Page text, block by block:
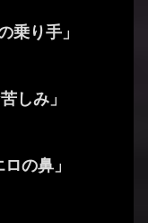
乗り手」
しみ」
ロの鼻」